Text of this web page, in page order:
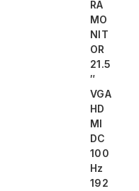
RA
MO
NIT
OR
21.5
″
VGA
HD
MI
DC
100
Hz
192